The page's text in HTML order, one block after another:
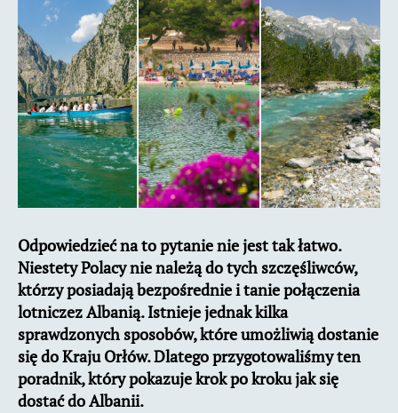
–
loty,
promy,
pociągi
Odpowiedzieć na to pytanie nie jest tak łatwo.
Niestety Polacy nie należą do tych szczęśliwców,
którzy posiadają bezpośrednie i tanie połączenia
lotniczez Albanią. Istnieje jednak kilka
sprawdzonych sposobów, które umożliwią dostanie
się do Kraju Orłów. Dlatego przygotowaliśmy ten
poradnik, który pokazuje krok po kroku jak się
dostać do Albanii.